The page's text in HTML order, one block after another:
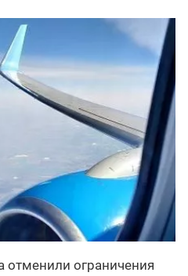
отменили ограничения